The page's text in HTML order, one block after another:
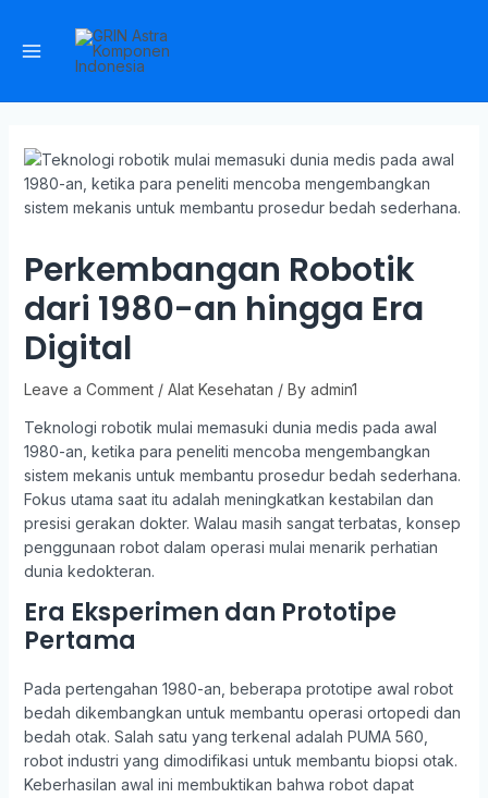
Perkembangan Robotik
dari 1980-an hingga Era
Digital
Leave a Comment / Alat Kesehatan / By admin1
Teknologi robotik mulai memasuki dunia medis pada awal
1980-an, ketika para peneliti mencoba mengembangkan
sistem mekanis untuk membantu prosedur bedah sederhana.
Fokus utama saat itu adalah meningkatkan kestabilan dan
presisi gerakan dokter. Walau masih sangat terbatas, konsep
penggunaan robot dalam operasi mulai menarik perhatian
dunia kedokteran.
Era Eksperimen dan Prototipe
Pertama
Pada pertengahan 1980-an, beberapa prototipe awal robot
bedah dikembangkan untuk membantu operasi ortopedi dan
bedah otak. Salah satu yang terkenal adalah PUMA 560,
robot industri yang dimodifikasi untuk membantu biopsi otak.
Keberhasilan awal ini membuktikan bahwa robot dapat